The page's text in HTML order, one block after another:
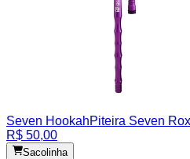
Seven HookahPiteira Seven
R$ 50,00
Sacolinha